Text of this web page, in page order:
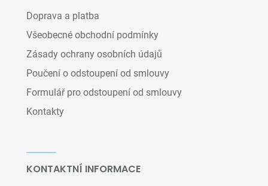
Doprava a platba
Všeobecné obchodní podmínky
Zásady ochrany osobních údajů
Poučení o odstoupení od smlouvy
Formulář pro odstoupení od smlouvy
Kontakty
KONTAKTNÍ INFORMACE